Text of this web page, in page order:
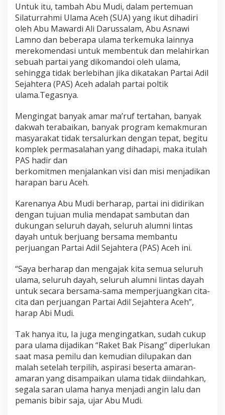
Untuk itu, tambah Abu Mudi, dalam pertemuan
Silaturrahmi Ulama Aceh (SUA) yang ikut dihadiri
oleh Abu Mawardi Ali Darussalam, Abu Asnawi
Lamno dan beberapa ulama terkemuka lainnya
merekomendasi untuk membentuk dan melahirkan
sebuah partai yang dikomandoi oleh ulama,
sehingga tidak berlebihan jika dikatakan Partai Adil
Sejahtera (PAS) Aceh adalah partai poltik
ulama.Tegasnya.
Mengingat banyak amar ma’ruf tertahan, banyak
dakwah terabaikan, banyak program kemakmuran
masyarakat tidak tersalurkan dengan tepat, begitu
komplek permasalahan yang dihadapi, maka itulah
PAS hadir dan
berkomitmen menjalankan visi dan misi menjadikan
harapan baru Aceh.
Karenanya Abu Mudi berharap, partai ini didirikan
dengan tujuan mulia mendapat sambutan dan
dukungan seluruh dayah, seluruh alumni lintas
dayah untuk berjuang bersama membantu
perjuangan Partai Adil Sejahtera (PAS) Aceh ini.
“Saya berharap dan mengajak kita semua seluruh
ulama, seluruh dayah, seluruh alumni lintas dayah
untuk secara bersama-sama memperjuangkan cita-
cita dan perjuangan Partai Adil Sejahtera Aceh”,
harap Abi Mudi.
Tak hanya itu, Ia juga mengingatkan, sudah cukup
para ulama dijadikan “Raket Bak Pisang” diperlukan
saat masa pemilu dan kemudian dilupakan dan
malah setelah terpilih, aspirasi beserta amaran-
amaran yang disampaikan ulama tidak diindahkan,
segala saran ulama hanya menjadi angin lalu dan
pemanis bibir saja, ujar Abu Mudi.